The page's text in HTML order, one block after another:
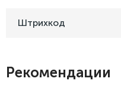
Штрихкод
Рекомендации